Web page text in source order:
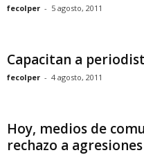
fecolper - 5 agosto, 2011
Capacitan a
fecolper - 4 agosto, 2011
Hoy, medios de
rechazo a agresiones